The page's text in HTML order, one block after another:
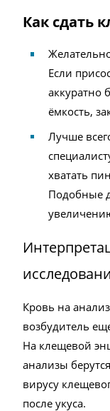
Как сдать
Если
аккуратно
ёмкость,
Лучше
хватать
Подобные
Кровь на анализ
возбудитель
На клещевой
анализы
вирусу
после укуса.